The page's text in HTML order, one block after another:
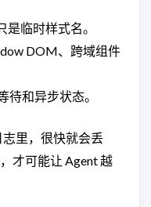
临时样式名。
DOM、跨域组件
待和异步状态。
里，很快就会丢
才可能让 Agent 越